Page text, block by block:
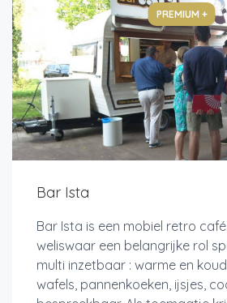
PREMIUM +
Bar Ista
Bar Ista is een mobiel retro
weliswaar een belangrijke rol
multi inzetbaar : warme en
wafels, pannenkoeken, ijsjes,